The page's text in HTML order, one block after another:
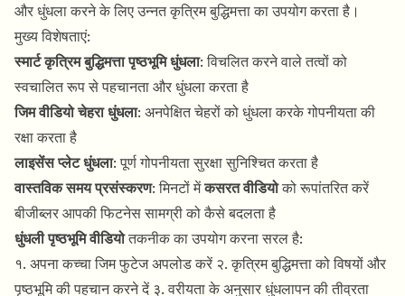
और धुंधला करने के लिए उन्नत कृत्रिम बुद्धिमत्ता का उपयोग करता है।
मुख्य विशेषताएं:
स्मार्ट कृत्रिम बुद्धिमत्ता पृष्ठभूमि धुंधला: विचलित करने वाले तत्वों को
स्वचालित रूप से पहचानता और धुंधला करता है
जिम वीडियो चेहरा धुंधला: अनपेक्षित चेहरों को धुंधला करके गोपनीयता की
रक्षा करता है
लाइसेंस प्लेट धुंधला: पूर्ण गोपनीयता सुरक्षा सुनिश्चित करता है
वास्तविक समय प्रसंस्करण: मिनटों मेंकसरत वीडियोको रूपांतरित करें
बीजीब्लर आपकी फिटनेस सामग्री को कैसे बदलता है
धुंधली पृष्ठभूमि वीडियोतकनीक का उपयोग करना सरल है:
१. अपना कच्चा जिम फुटेज अपलोड करें २. कृत्रिम बुद्धिमत्ता को विषयों और
पृष्ठभूमि की पहचान करने दें ३. वरीयता के अनुसार धुंधलापन की तीव्रता